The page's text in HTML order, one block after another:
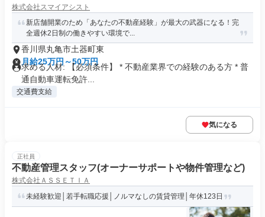
株式会社スマイアシスト
新店舗開業のため「あなたの不動産経験」が最大の武器になる！完
全週休2日制の働きやすい環境で...
香川県丸亀市土器町東
月給25万円～50万円
求める人材: 【必須条件】 * 不動産業界での経験のある方 * 普
通自動車運転免許...
交通費支給
気になる
正社員
不動産管理スタッフ(オーナーサポートや物件管理など)
株式会社ＡＳＳＥＴＩＡ
未経験歓迎│若手転職応援│ノルマなしの賃貸管理│年休123日